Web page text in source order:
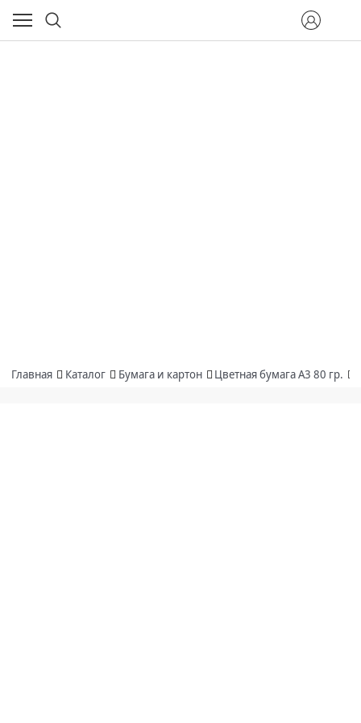
Главная Каталог Бумага и картон Цветная бумага А3 80 гр.